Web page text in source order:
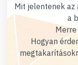
Mit jelentenek az
a
Hogyan